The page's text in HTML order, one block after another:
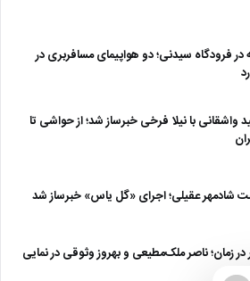
در فرودگاه سیدنی؛ دو هواپیمای مسافربری در
واشقانی با نیلا فرخی خبرساز شد؛ از حواشی تا
شادمهر عقیلی؛ اجرای «گل یاس» خبرساز شد
زمان؛ ناصر ملک‌مطیعی و بهروز وثوقی در نمایی